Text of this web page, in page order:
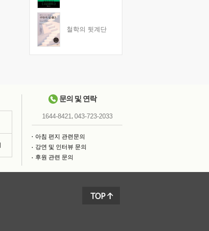
철학의 뒷계단
문의 및 연락
1644-8421, 043-723-2033
아침 편지 관련문의
강연 및 인터뷰 문의
후원 관련 문의